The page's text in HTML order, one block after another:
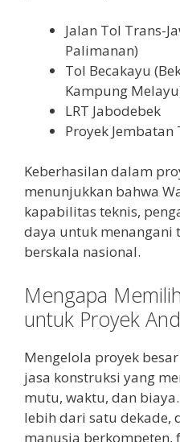
Jalan Tol Trans-
Palimanan)
Tol Becakayu
Kampung
LRT Jabodebek
Proyek
Keberhasilan dalam
menunjukkan bahwa
kapabilitas teknis,
daya untuk menangani
berskala nasional.
Mengapa
untuk Proyek
Mengelola proyek
jasa konstruksi yang
mutu, waktu, dan
lebih dari satu dekade,
manusia berkompeten,